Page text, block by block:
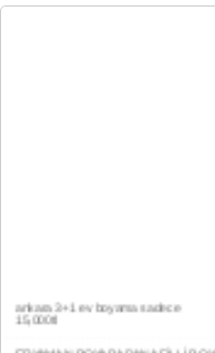
ERYAMAN BOYA BADANA FİLLİ BOYA
İLE BOYAMA 1500 TL